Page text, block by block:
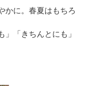
かに。春夏はもちろ
」「きちんとにも」